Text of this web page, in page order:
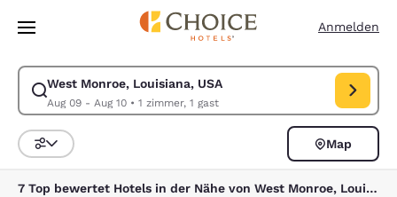
Weiter Zu Hauptinhalt
Anmelden
West Monroe, Louisiana, USA
Aug 09 - Aug 10• 1 zimmer, 1 gast
Suche für West Monroe, Louisiana, USA ändern. Check-in-Datum Aug
Sortieren und Filtern,
Map
7 Top bewertet Hotels in der Nähe von West Monroe, Louisiana, USA